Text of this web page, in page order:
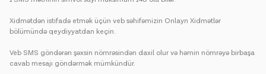
Xidmətdən istifadə etmək üçün veb səhifəmizin Onlayn Xidmətlər
bölümündə qeydiyyatdan keçin.
Veb SMS göndərən şəxsin nömrəsindən daxil olur və həmin nömrəyə birbaşa
cavab mesajı göndərmək mümkündür.